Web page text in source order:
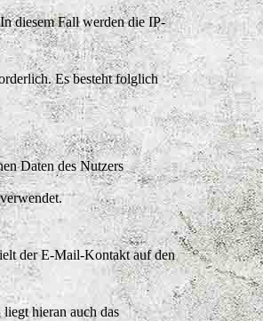
diesem Fall werden die IP-
Es besteht folglich
Daten des Nutzers
der E-Mail-Kontakt auf den
hieran auch das